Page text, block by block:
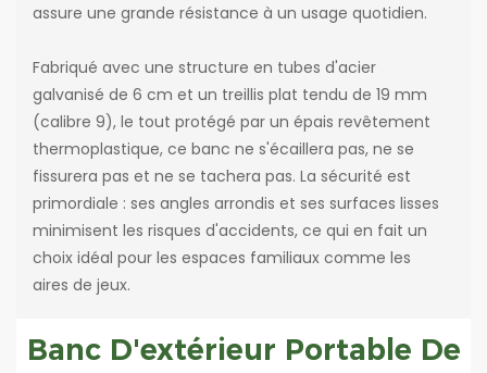
assure une grande résistance à un usage quotidien.
Fabriqué avec une structure en tubes d'acier
galvanisé de 6 cm et un treillis plat tendu de 19 mm
(calibre 9), le tout protégé par un épais revêtement
thermoplastique, ce banc ne s'écaillera pas, ne se
fissurera pas et ne se tachera pas. La sécurité est
primordiale : ses angles arrondis et ses surfaces lisses
minimisent les risques d'accidents, ce qui en fait un
choix idéal pour les espaces familiaux comme les
aires de jeux.
Banc D'extérieur Portable De